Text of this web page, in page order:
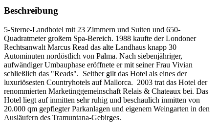
Beschreibung
5-Sterne-Landhotel mit 23 Zimmern und Suiten und 650-
Quadratmeter großem Spa-Bereich. 1988 kaufte der Londoner
Rechtsanwalt Marcus Read das alte Landhaus knapp 30
Autominuten nordöstlich von Palma. Nach siebenjähriger,
aufwändiger Umbauphase eröffnete er mit seiner Frau Vivian
schließlich das "Reads". Seither gilt das Hotel als eines der
luxuriösesten Countryhotels auf Mallorca. 2003 trat das Hotel der
renommierten Marketinggemeinschaft Relais & Chateaux bei. Das
Hotel liegt auf inmitten sehr ruhig und beschaulich inmitten von
20.000 qm gepflegter Parkanlagen und eigenem Weingarten in den
Ausläufern des Tramuntana-Gebirges.